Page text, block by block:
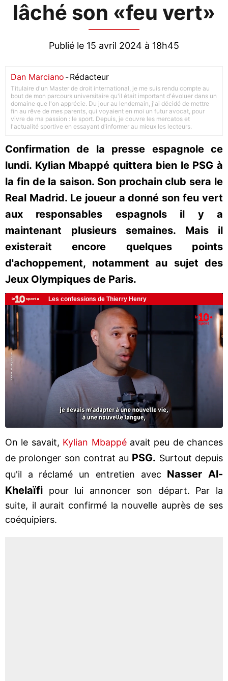
lâché son «feu vert»
Publié le 15 avril 2024 à 18h45
Dan Marciano -Rédacteur
Titulaire d'un Master de droit international, je me suis rendu compte au
bout de mon parcours universitaire qu'il était important d'évoluer dans un
domaine que l'on apprécie. Du jour au lendemain, j'ai décidé de mettre
fin au rêve de mes parents, qui voyaient en moi un futur avocat, pour
vivre de ma passion : le sport. Depuis, je couvre les mercatos et
l'actualité sportive en essayant d'informer au mieux les lecteurs.
Confirmation de la presse espagnole ce
lundi. Kylian Mbappé quittera bien le PSG à
la fin de la saison. Son prochain club sera le
Real Madrid. Le joueur a donné son feu vert
aux responsables espagnols il y a
maintenant plusieurs semaines. Mais il
existerait encore quelques points
d'achoppement, notamment au sujet des
Jeux Olympiques de Paris.
On le savait, Kylian Mbappéavait peu de chances
de prolonger son contrat au PSG. Surtout depuis
qu'il a réclamé un entretien avec Nasser Al-
Khelaïfi pour lui annoncer son départ. Par la
suite, il aurait confirmé la nouvelle auprès de ses
coéquipiers.